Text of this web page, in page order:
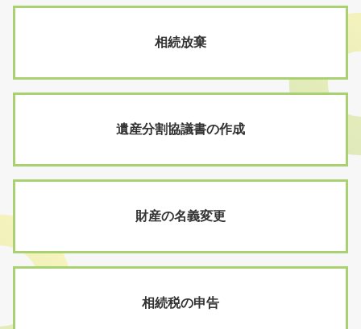
相続放棄
遺産分割協議書の作成
財産の名義変更
相続税の申告